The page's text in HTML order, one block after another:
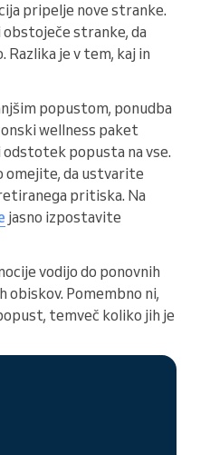
pripelje nove stranke.
obstoječe stranke, da
Razlika je v tem, kaj in
popustom, ponudba
wellness paket
popusta na vse.
omejite, da ustvarite
pritiska. Na
jasno izpostavite
vodijo do ponovnih
obiskov. Pomembno ni,
temveč koliko jih je